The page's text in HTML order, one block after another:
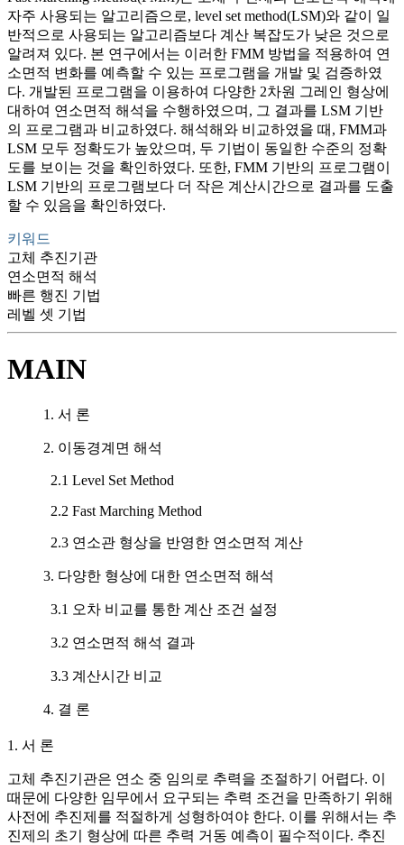
자주 사용되는 알고리즘으로, level set method(LSM)와 같이 일
반적으로 사용되는 알고리즘보다 계산 복잡도가 낮은 것으로
알려져 있다. 본 연구에서는 이러한 FMM 방법을 적용하여 연
소면적 변화를 예측할 수 있는 프로그램을 개발 및 검증하였
다. 개발된 프로그램을 이용하여 다양한 2차원 그레인 형상에
대하여 연소면적 해석을 수행하였으며, 그 결과를 LSM 기반
의 프로그램과 비교하였다. 해석해와 비교하였을 때, FMM과
LSM 모두 정확도가 높았으며, 두 기법이 동일한 수준의 정확
도를 보이는 것을 확인하였다. 또한, FMM 기반의 프로그램이
LSM 기반의 프로그램보다 더 작은 계산시간으로 결과를 도출
할 수 있음을 확인하였다.
키워드
고체 추진기관
연소면적 해석
빠른 행진 기법
레벨 셋 기법
MAIN
1. 서 론
2. 이동경계면 해석
2.1 Level Set Method
2.2 Fast Marching Method
2.3 연소관 형상을 반영한 연소면적 계산
3. 다양한 형상에 대한 연소면적 해석
3.1 오차 비교를 통한 계산 조건 설정
3.2 연소면적 해석 결과
3.3 계산시간 비교
4. 결 론
1. 서 론
고체 추진기관은 연소 중 임의로 추력을 조절하기 어렵다. 이
때문에 다양한 임무에서 요구되는 추력 조건을 만족하기 위해
사전에 추진제를 적절하게 성형하여야 한다. 이를 위해서는 추
진제의 초기 형상에 따른 추력 거동 예측이 필수적이다. 추진